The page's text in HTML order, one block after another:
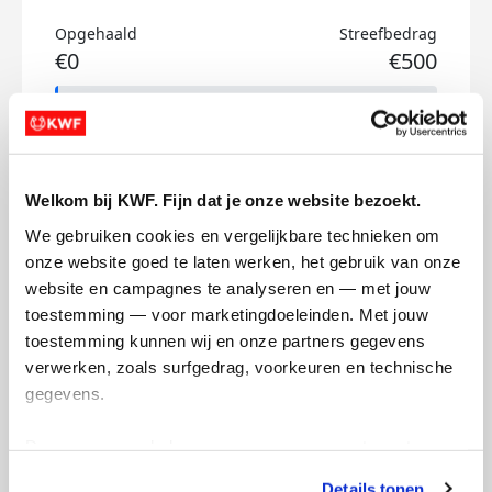
Welkom bij KWF. Fijn dat je onze website bezoekt.
We gebruiken cookies en vergelijkbare technieken om
onze website goed te laten werken, het gebruik van onze
website en campagnes te analyseren en — met jouw
toestemming — voor marketingdoeleinden. Met jouw
toestemming kunnen wij en onze partners gegevens
verwerken, zoals surfgedrag, voorkeuren en technische
gegevens.
Opgehaald
€0
Streefbedrag
€500
Doneer
Grey's badges